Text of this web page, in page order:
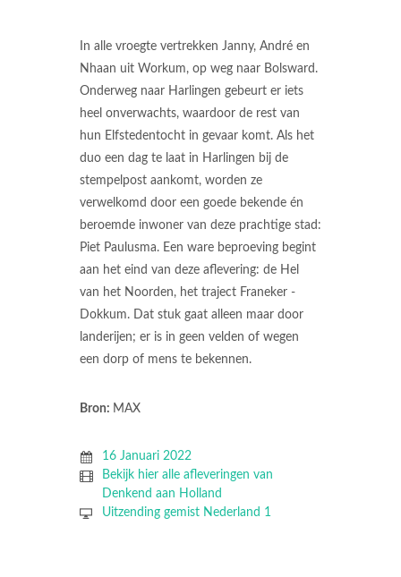
In alle vroegte vertrekken Janny, André en
Nhaan uit Workum, op weg naar Bolsward.
Onderweg naar Harlingen gebeurt er iets
heel onverwachts, waardoor de rest van
hun Elfstedentocht in gevaar komt. Als het
duo een dag te laat in Harlingen bij de
stempelpost aankomt, worden ze
verwelkomd door een goede bekende én
beroemde inwoner van deze prachtige stad:
Piet Paulusma. Een ware beproeving begint
aan het eind van deze aflevering: de Hel
van het Noorden, het traject Franeker -
Dokkum. Dat stuk gaat alleen maar door
landerijen; er is in geen velden of wegen
een dorp of mens te bekennen.
Bron: MAX
16 Januari 2022
Bekijk hier alle afleveringen van
Denkend aan Holland
Uitzending gemist Nederland 1